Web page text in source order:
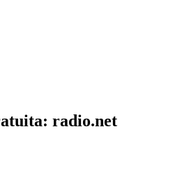
radio.net